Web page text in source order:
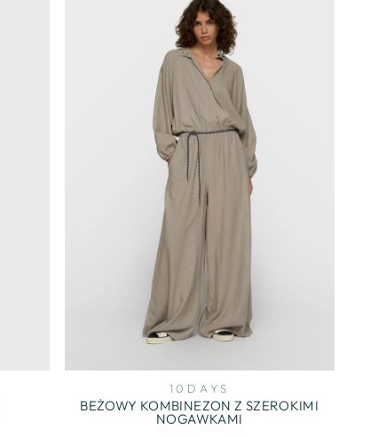
10DAYS
BEŻOWY KOMBINEZON Z SZEROKIMI
NOGAWKAMI